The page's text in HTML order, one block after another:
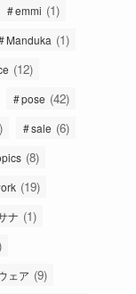
emmi (1)
Manduka (1)
(12)
pose (42)
sale (6)
(8)
(19)
ナ (1)
ェア (9)